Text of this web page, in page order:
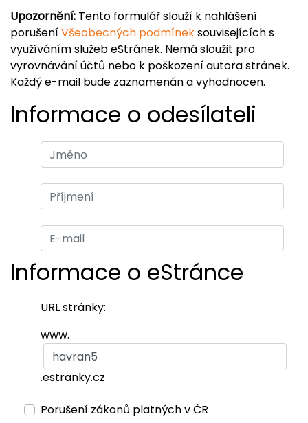
Upozornění: Tento formulář slouží k nahlášení
porušeníVšeobecných podmíneksouvisejících s
využíváním služeb eStránek. Nemá sloužit pro
vyrovnávání účtů nebo k poškození autora stránek.
Každý e-mail bude zaznamenán a vyhodnocen.
Informace o odesílateli
Informace o eStránce
URL stránky:
www.
.estranky.cz
Porušení zákonů platných v ČR